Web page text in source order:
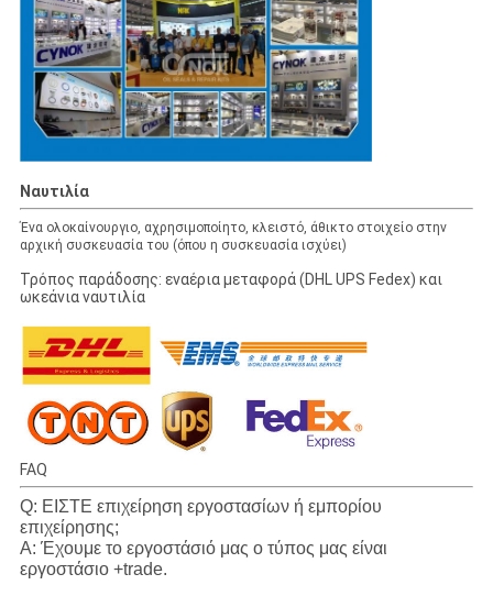
Ναυτιλία
Ένα ολοκαίνουργιο, αχρησιμοποίητο, κλειστό, άθικτο στοιχείο στην
αρχική συσκευασία του (όπου η συσκευασία ισχύει)
Τρόπος παράδοσης: εναέρια μεταφορά (DHL UPS Fedex) και
ωκεάνια ναυτιλία
FAQ
Q: ΕΙΣΤΕ επιχείρηση εργοστασίων ή εμπορίου
επιχείρησης;
Α: Έχουμε το εργοστάσιό μας ο τύπος μας είναι
εργοστάσιο +trade.